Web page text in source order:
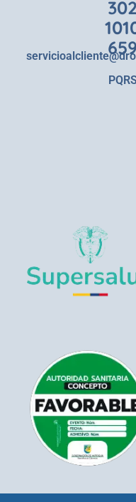
302
659
PQRS